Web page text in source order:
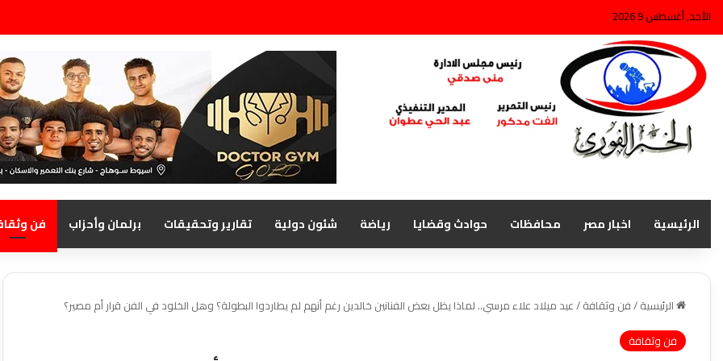
الأحد, أغسطس 9 2026
الرئيسية اخبار مصر محافظات حوادث وقضايا رياضة شئون دولية تقارير وتحقيقات برلمان وأحزاب فن
الرئيسية/فن وثقافة/عيد ميلاد علاء مرسي.. لماذا يظل بعض الفنانين خالدين رغم أنهم لم يطاردوا البطولة؟ وهل الخلود في الفن قرار أم مصير؟
فن وثقافة